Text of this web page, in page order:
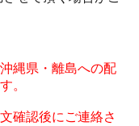
縄県・離島への配
。
確認後にご連絡さ